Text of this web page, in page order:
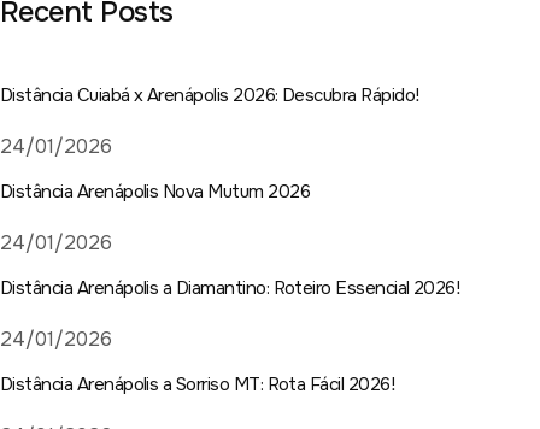
Recent Posts
Distância Cuiabá x Arenápolis 2026: Descubra Rápido!
24/01/2026
Distância Arenápolis Nova Mutum 2026
24/01/2026
Distância Arenápolis a Diamantino: Roteiro Essencial 2026!
24/01/2026
Distância Arenápolis a Sorriso MT: Rota Fácil 2026!